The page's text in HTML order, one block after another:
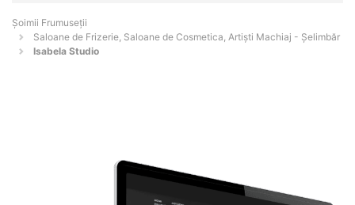
Șoimii Frumuseții
Saloane de Frizerie, Saloane de Cosmetica, Artiști Machiaj - Şelimbăr
Isabela Studio